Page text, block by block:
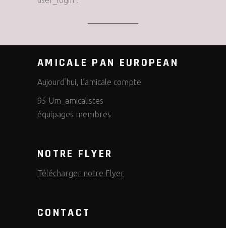
AMICALE PAN EUROPEAN
Aujourd’hui, L’amicale compte
95 Um_amicalistes
équipages membres
NOTRE FLYER
Télécharger notre Flyer
CONTACT